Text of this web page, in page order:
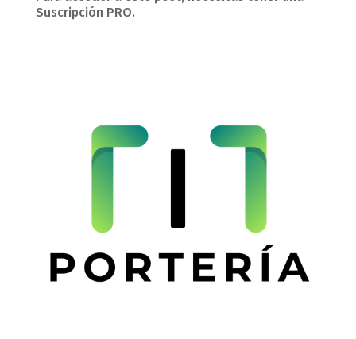
Suscripción PRO.